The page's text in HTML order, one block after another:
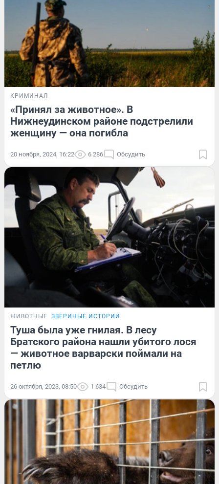
КРИМИНАЛ
«Принял за животное». В
Нижнеудинском районе подстрелили
женщину — она погибла
20 ноября, 2024, 16:22 6 286 Обсудить
ЖИВОТНЫЕ ЗВЕРИНЫЕ ИСТОРИИ
Туша была уже гнилая. В лесу
Братского района нашли убитого лося
— животное варварски поймали на
петлю
26 октября, 2023, 08:50 1 634 Обсудить